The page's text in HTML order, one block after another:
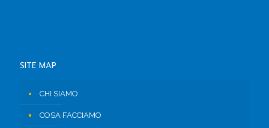
SITE MAP
CHI SIAMO
COSA FACCIAMO